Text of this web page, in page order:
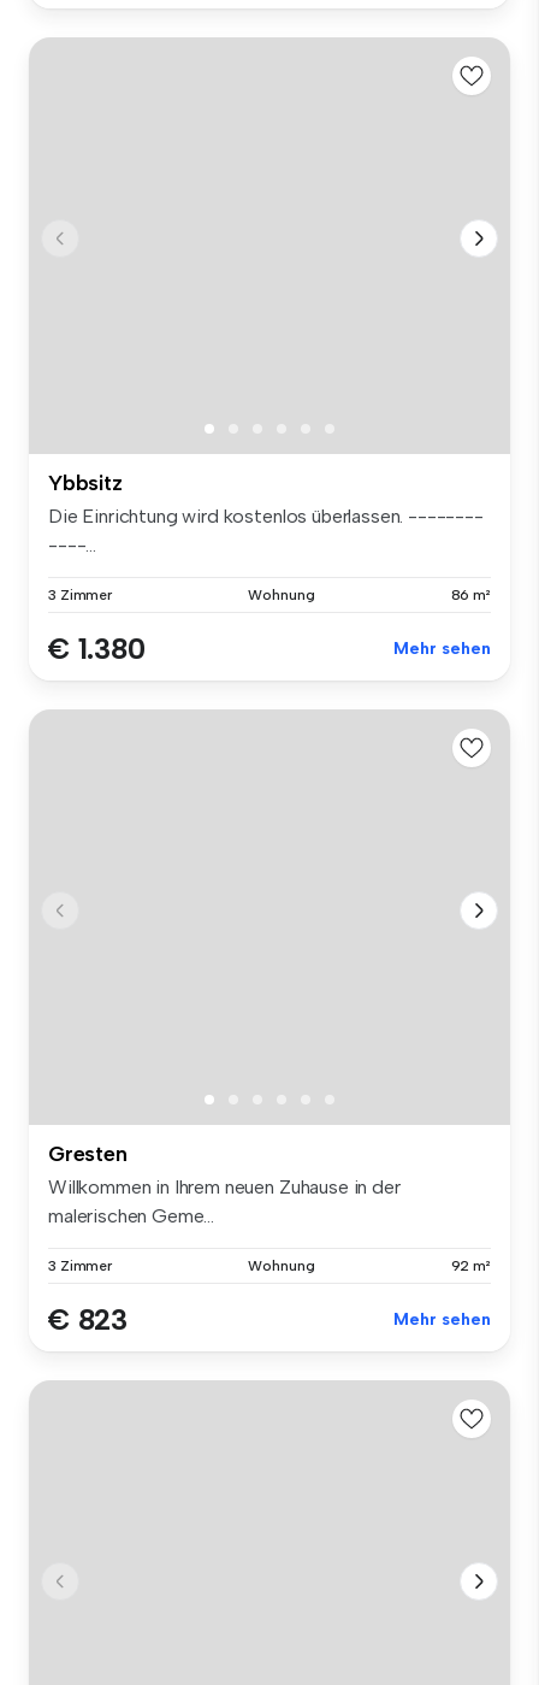
Ybbsitz
Die Einrichtung wird kostenlos überlassen. --------
----...
3 Zimmer Wohnung 86 m²
€ 1.380 Mehr sehen
Gresten
Willkommen in Ihrem neuen Zuhause in der
malerischen Geme...
3 Zimmer Wohnung 92 m²
€ 823 Mehr sehen